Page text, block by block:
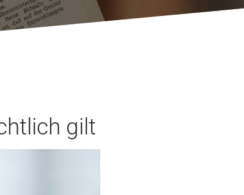
gilt